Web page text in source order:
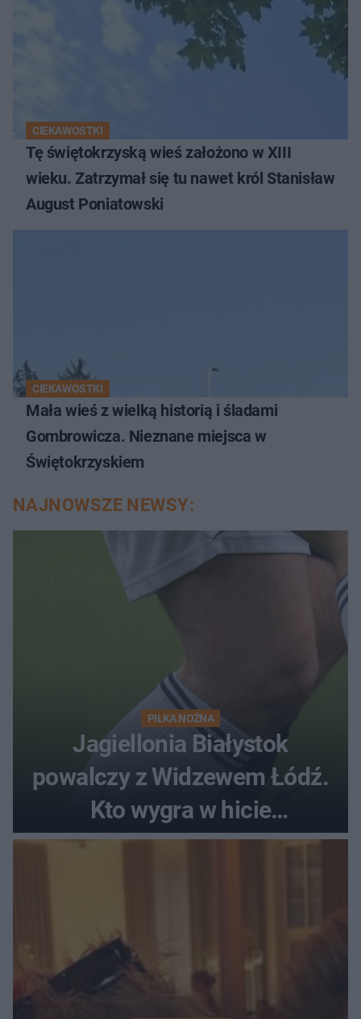
CIEKAWOSTKI
Tę świętokrzyską wieś założono w XIII
wieku. Zatrzymał się tu nawet król Stanisław
August Poniatowski
CIEKAWOSTKI
Mała wieś z wielką historią i śladami
Gombrowicza. Nieznane miejsca w
Świętokrzyskiem
NAJNOWSZE NEWSY:
PIŁKA NOŻNA
Jagiellonia Białystok
powalczy z Widzewem Łódź.
Kto wygra w hicie
Ekstraklasy?